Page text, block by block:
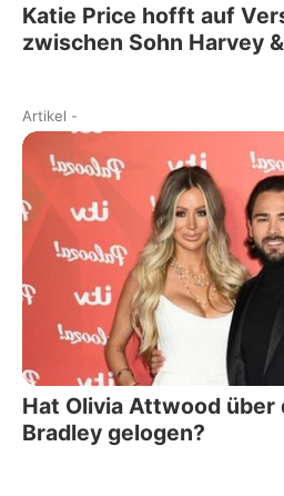
Katie Price hofft auf
zwischen Sohn Harvey
Artikel -
Hat Olivia Attwood über
Bradley gelogen?